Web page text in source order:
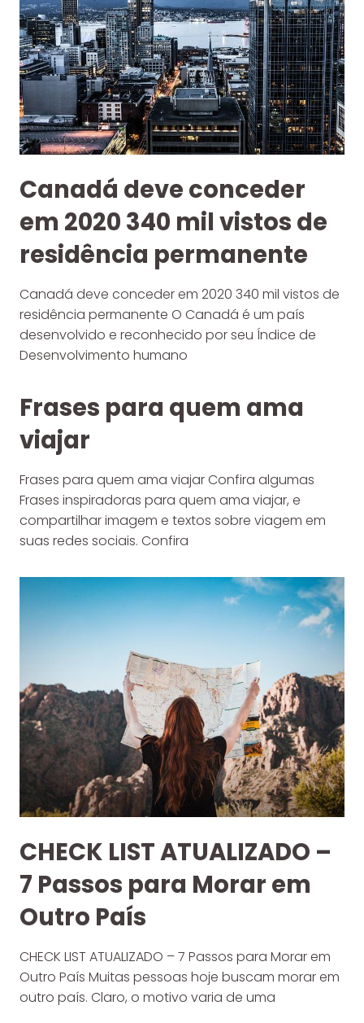
Canadá deve conceder
em 2020 340 mil vistos de
residência permanente
Canadá deve conceder em 2020 340 mil vistos de
residência permanente O Canadá é um país
desenvolvido e reconhecido por seu Índice de
Desenvolvimento humano
Frases para quem ama
viajar
Frases para quem ama viajar Confira algumas
Frases inspiradoras para quem ama viajar, e
compartilhar imagem e textos sobre viagem em
suas redes sociais. Confira
CHECK LIST ATUALIZADO –
7 Passos para Morar em
Outro País
CHECK LIST ATUALIZADO – 7 Passos para Morar em
Outro País Muitas pessoas hoje buscam morar em
outro país. Claro, o motivo varia de uma